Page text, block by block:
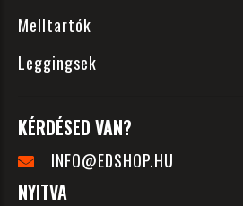
Melltartók
Leggingsek
KÉRDÉSED VAN?
INFO@EDSHOP.HU
NYITVA